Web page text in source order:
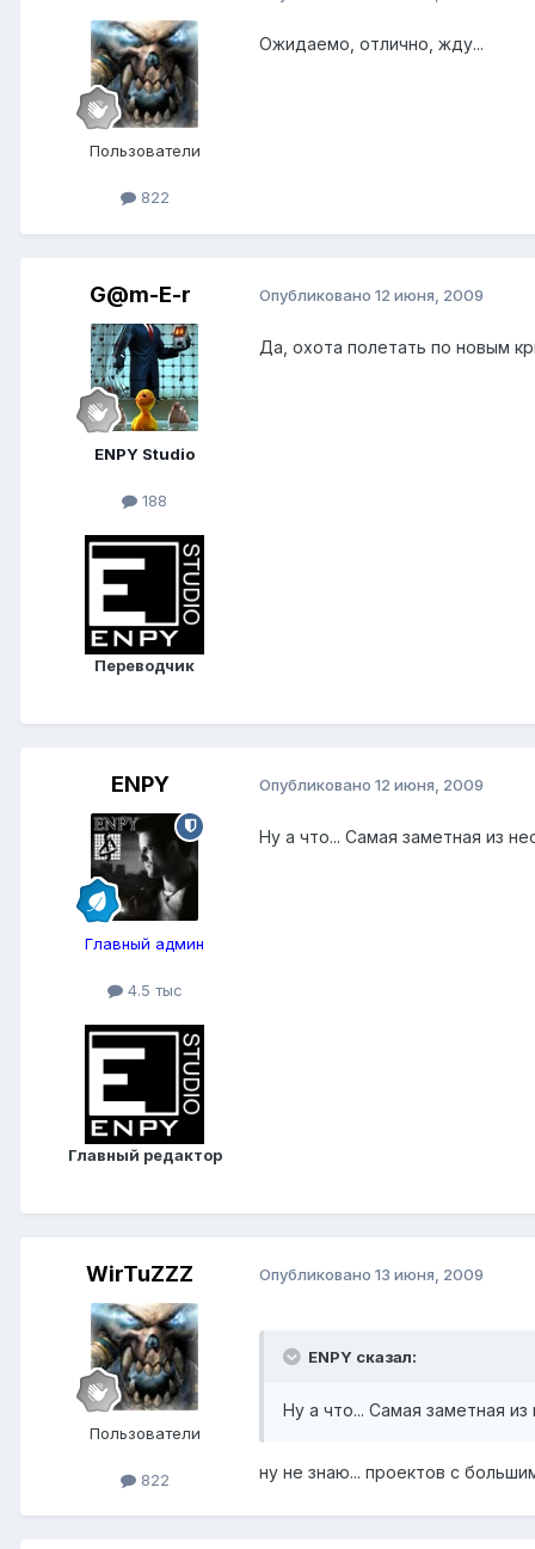
Пользователи
822
Ожидаемо, отлично, жду...
G@m-E-r
ENPY Studio
188
Переводчик
Опубликовано 12 июня, 2009
Да, охота полетать по новым
ENPY
Главный админ
4.5 тыс
Главный редактор
Опубликовано 12 июня, 2009
Ну а что... Самая заметная из
WirTuZZZ
Пользователи
822
Опубликовано 13 июня, 2009
ENPY сказал:
Ну а что... Самая заметная
ну не знаю... проектов с